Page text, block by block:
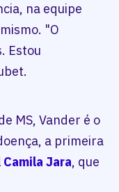
na equipe
"O
Estou
MS, Vander é o
a primeira
Camila Jara, que